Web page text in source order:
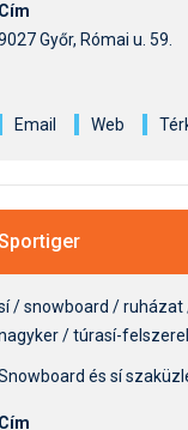
Cím
Győr, Római u. 59.
Email Web
/ snowboard /
/ túrasí-
és sí
Cím